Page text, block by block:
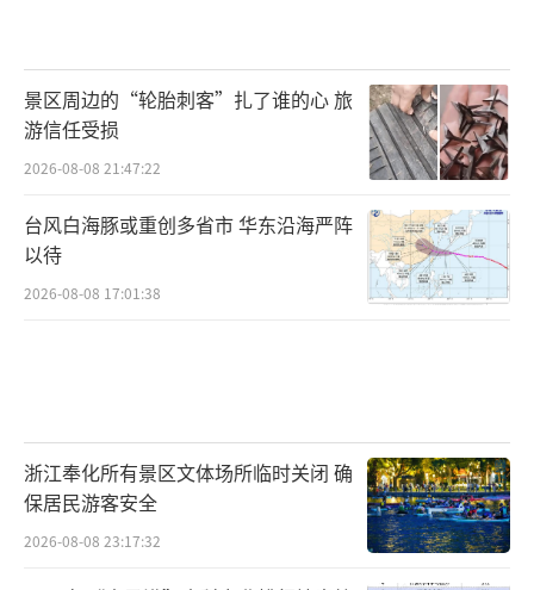
景区周边的“轮胎刺客”扎了谁的心 旅
游信任受损
2026-08-08 21:47:22
台风白海豚或重创多省市 华东沿海严阵
以待
2026-08-08 17:01:38
浙江奉化所有景区文体场所临时关闭 确
保居民游客安全
2026-08-08 23:17:32